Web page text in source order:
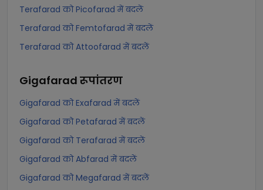
Terafarad को Picofarad में बदलें
Terafarad को Femtofarad में बदलें
Terafarad को Attoofarad में बदलें
Gigafarad रूपांतरण
Gigafarad को Exafarad में बदलें
Gigafarad को Petafarad में बदलें
Gigafarad को Terafarad में बदलें
Gigafarad को Abfarad में बदलें
Gigafarad को Megafarad में बदलें